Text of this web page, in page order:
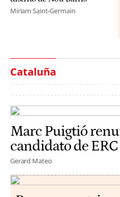
Miriam Saint-Germain
Cataluña
Marc Puigtió
candidato de
Gerard Mateo